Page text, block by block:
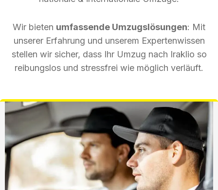
Wir bieten umfassende Umzugslösungen: Mit
unserer Erfahrung und unserem Expertenwissen
stellen wir sicher, dass Ihr Umzug nach Iraklio so
reibungslos und stressfrei wie möglich verläuft.